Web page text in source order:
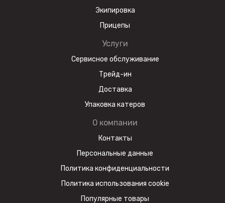
Экипировка
Прицепы
Услуги
Сервисное обслуживание
Трейд-ин
Доставка
Упаковка катеров
О компании
Контакты
Персональные данные
Политика конфиденциальности
Политика использования cookie
Популярные товары